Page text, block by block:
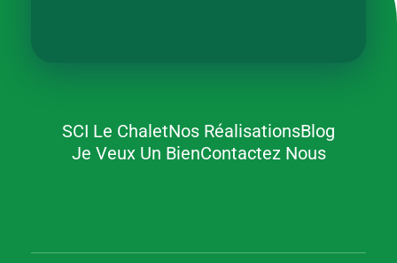
Agence Immobilière et de Tourisme
SCI Le ChaletNos RéalisationsBlog
Je Veux Un BienContactez Nous